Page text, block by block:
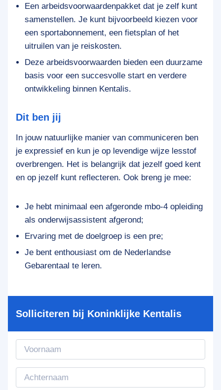
Een arbeidsvoorwaardenpakket dat je zelf kunt
samenstellen. Je kunt bijvoorbeeld kiezen voor
een sportabonnement, een fietsplan of het
uitruilen van je reiskosten.
Deze arbeidsvoorwaarden bieden een duurzame
basis voor een succesvolle start en verdere
ontwikkeling binnen Kentalis.
Dit ben jij
In jouw natuurlijke manier van communiceren ben
je expressief en kun je op levendige wijze lesstof
overbrengen. Het is belangrijk dat jezelf goed kent
en op jezelf kunt reflecteren. Ook breng je mee:
Je hebt minimaal een afgeronde mbo-4 opleiding
als onderwijsassistent afgerond;
Ervaring met de doelgroep is een pre;
Je bent enthousiast om de Nederlandse
Gebarentaal te leren.
Solliciteren bij Koninklijke Kentalis